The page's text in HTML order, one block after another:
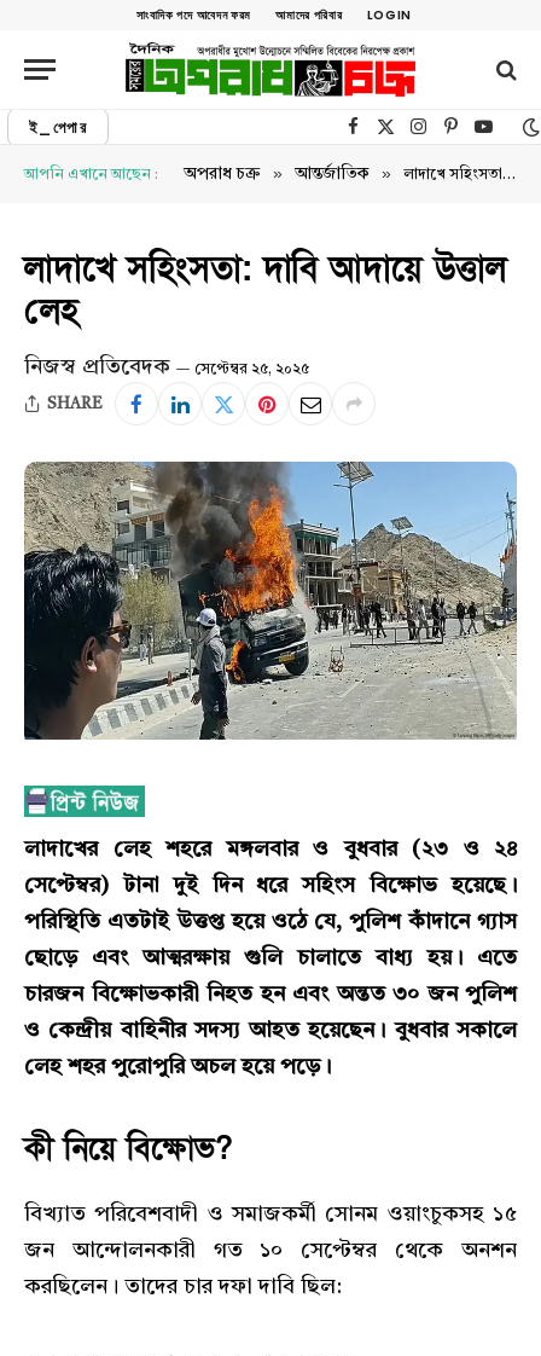
সাংবাদিক পদে আবেদন ফরম আমাদের পরিবার LOGIN
ই_পেপার Facebook
X (Twitter)Instagram
Pinterest
আপনি এখানে আছেন : অপরাধ চক্র » আন্তর্জাতিক » লাদাখে সহিংসতা: দাবি আদায়ে উত্তাল লেহ
লাদাখে সহিংসতা: দাবি আদায়ে উত্তাল
লেহ
নিজস্ব প্রতিবেদক সেপ্টেম্বর ২৫, ২০২৫
SHARE
লাদাখের লেহ শহরে মঙ্গলবার ও বুধবার (২৩ ও ২৪
সেপ্টেম্বর) টানা দুই দিন ধরে সহিংস বিক্ষোভ হয়েছে।
পরিস্থিতি এতটাই উত্তপ্ত হয়ে ওঠে যে, পুলিশ কাঁদানে গ্যাস
ছোড়ে এবং আত্মরক্ষায় গুলি চালাতে বাধ্য হয়। এতে
চারজন বিক্ষোভকারী নিহত হন এবং অন্তত ৩০ জন পুলিশ
ও কেন্দ্রীয় বাহিনীর সদস্য আহত হয়েছেন। বুধবার সকালে
লেহ শহর পুরোপুরি অচল হয়ে পড়ে।
কী নিয়ে বিক্ষোভ?
বিখ্যাত পরিবেশবাদী ও সমাজকর্মী সোনম ওয়াংচুকসহ ১৫
জন আন্দোলনকারী গত ১০ সেপ্টেম্বর থেকে অনশন
করছিলেন। তাদের চার দফা দাবি ছিল: